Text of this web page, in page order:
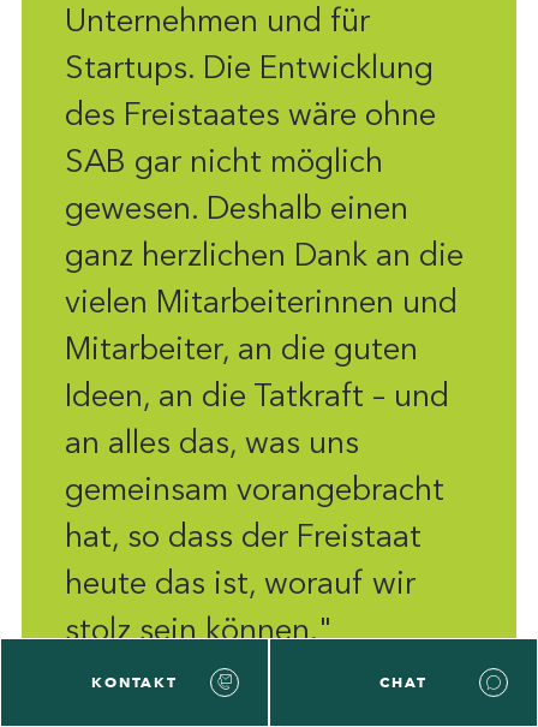
KONTAKT CHAT
Unternehmen und für
Startups. Die Entwicklung
des Freistaates wäre ohne
SAB gar nicht möglich
gewesen. Deshalb einen
ganz herzlichen Dank an die
vielen Mitarbeiterinnen und
Mitarbeiter, an die guten
Ideen, an die Tatkraft – und
an alles das, was uns
gemeinsam vorangebracht
hat, so dass der Freistaat
heute das ist, worauf wir
stolz sein können."